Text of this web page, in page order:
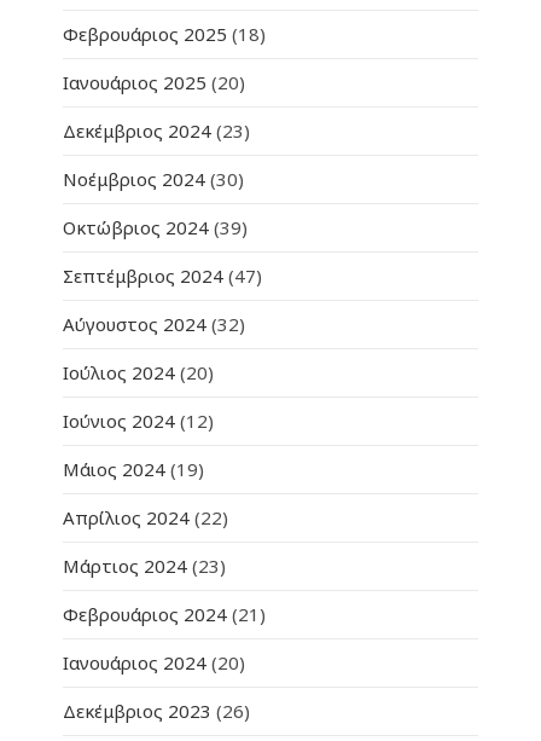
Φεβρουάριος 2025 (18)
Ιανουάριος 2025 (20)
Δεκέμβριος 2024 (23)
Νοέμβριος 2024 (30)
Οκτώβριος 2024 (39)
Σεπτέμβριος 2024 (47)
Αύγουστος 2024 (32)
Ιούλιος 2024 (20)
Ιούνιος 2024 (12)
Μάιος 2024 (19)
Απρίλιος 2024 (22)
Μάρτιος 2024 (23)
Φεβρουάριος 2024 (21)
Ιανουάριος 2024 (20)
Δεκέμβριος 2023 (26)